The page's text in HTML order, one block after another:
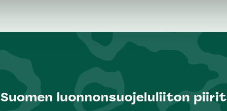
Suomen luonnonsuojeluliiton piirit